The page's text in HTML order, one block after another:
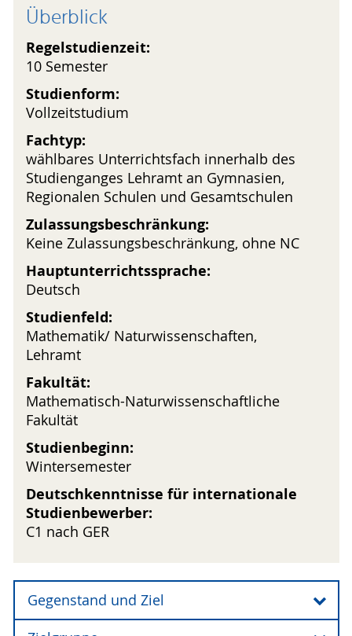
Überblick
Regelstudienzeit:
10 Semester
Studienform:
Vollzeitstudium
Fachtyp:
wählbares Unterrichtsfach innerhalb des
Studienganges Lehramt an Gymnasien,
Regionalen Schulen und Gesamtschulen
Zulassungsbeschränkung:
Keine Zulassungsbeschränkung, ohne NC
Hauptunterrichtssprache:
Deutsch
Studienfeld:
Mathematik/ Naturwissenschaften,
Lehramt
Fakultät:
Mathematisch-Naturwissenschaftliche
Fakultät
Studienbeginn:
Wintersemester
Deutschkenntnisse für internationale
Studienbewerber:
C1 nach GER
Gegenstand und Ziel